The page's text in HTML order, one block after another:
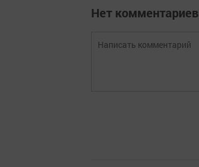
Нет комментариев